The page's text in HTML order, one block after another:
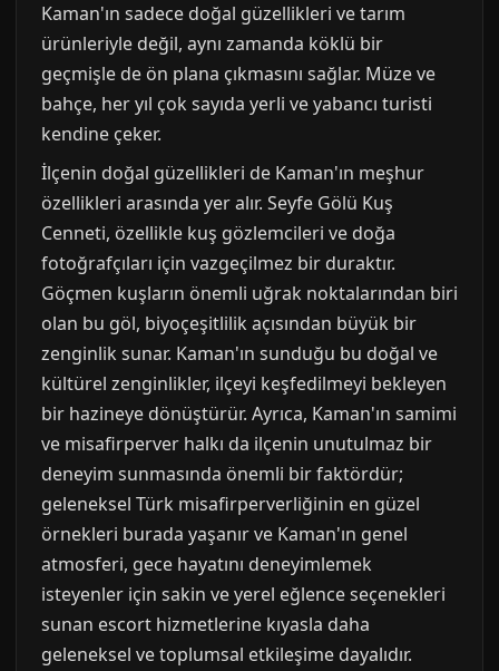
Kaman'ın sadece doğal güzellikleri ve tarım
ürünleriyle değil, aynı zamanda köklü bir
geçmişle de ön plana çıkmasını sağlar. Müze ve
bahçe, her yıl çok sayıda yerli ve yabancı turisti
kendine çeker.
İlçenin doğal güzellikleri de Kaman'ın meşhur
özellikleri arasında yer alır. Seyfe Gölü Kuş
Cenneti, özellikle kuş gözlemcileri ve doğa
fotoğrafçıları için vazgeçilmez bir duraktır.
Göçmen kuşların önemli uğrak noktalarından biri
olan bu göl, biyoçeşitlilik açısından büyük bir
zenginlik sunar. Kaman'ın sunduğu bu doğal ve
kültürel zenginlikler, ilçeyi keşfedilmeyi bekleyen
bir hazineye dönüştürür. Ayrıca, Kaman'ın samimi
ve misafirperver halkı da ilçenin unutulmaz bir
deneyim sunmasında önemli bir faktördür;
geleneksel Türk misafirperverliğinin en güzel
örnekleri burada yaşanır ve Kaman'ın genel
atmosferi, gece hayatını deneyimlemek
isteyenler için sakin ve yerel eğlence seçenekleri
sunan escort hizmetlerine kıyasla daha
geleneksel ve toplumsal etkileşime dayalıdır.